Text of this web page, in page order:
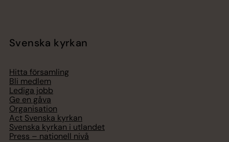
Svenska kyrkan
Hitta församling
Bli medlem
Lediga jobb
Ge en gåva
Organisation
Act Svenska kyrkan
Svenska kyrkan i utlandet
Press – nationell nivå